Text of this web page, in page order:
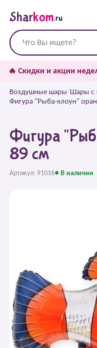
Sharkom.ru
🔥 Скидки и акции
Воздушные шары/Шары с
Фигура "Рыба-клоун"
Фигура
89 см
Артикул: 91016● В наличии